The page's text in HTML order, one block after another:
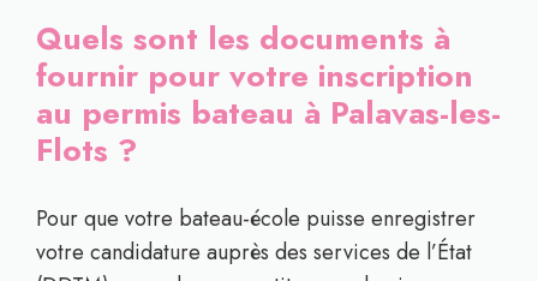
Quels sont les documents à
fournir pour votre inscription
au permis bateau à Palavas-les-
Flots ?
Pour que votre bateau-école puisse enregistrer
votre candidature auprès des services de l’État